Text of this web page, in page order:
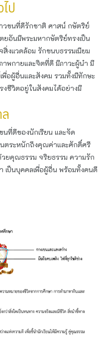
ป
ชนที่ดีรักชาติ ศาสน์ กษัตริย์
ยอันมีพระมหากษัตริย์ทรงเป็น
สิ่งแวดล้อม รักขนบธรรมเนียม
าพกายและจิตที่ดี มีภาวะผู้นำ มี
พื่อผู้อื่นและสังคม รวมทั้งมีทักษะ
ชีวิตอยู่ในสังคมได้อย่างมี
ดีของนักเรียน และจัด
ตระหนักถึงคุณค่าและศักดิ์ศรี
วยคุณธรรม จริยธรรม ความรัก
เป็นบุคคลเพื่อผู้อื่น พร้อมทั้งคนดี